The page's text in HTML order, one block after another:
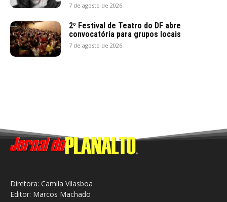
7 de agosto de 2026
2º Festival de Teatro do DF abre
convocatória para grupos locais
7 de agosto de 2026
Diretora: Camila Vilasboa
Editor: Marcos Machado